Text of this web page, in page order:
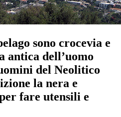
sono crocevia e
antica dell’uomo
del Neolitico
la nera e
fare utensili e